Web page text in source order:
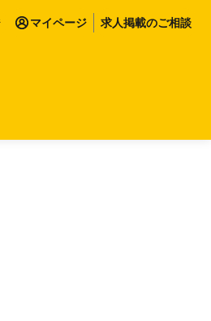
マイページ 求人掲載のご相談